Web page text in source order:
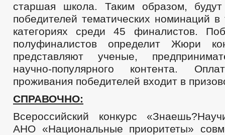
старшая школа. Таким образом,
победителей тематических номинаций в
категориях среди 45 финалистов.
полуфиналистов определит Жюри
представляют ученые,
научно-популярного контента.
проживания победителей входит в
СПРАВОЧНО:
Всероссийский конкурс
АНО «Национальные приоритеты»